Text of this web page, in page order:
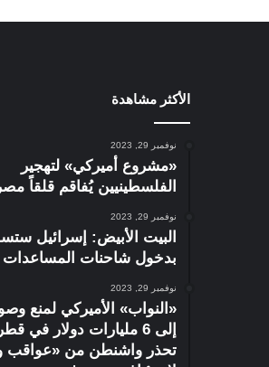
الأكثر مشاهدة
نوفمبر 29, 2023
«مشروع أميركي» لتهجير
الفلسطينيين يُفاقم قلقاً
نوفمبر 29, 2023
البيت الأبيض: إسرائيل
بدخول شاحنات المساعدات
نوفمبر 29, 2023
«النواب» الأميركي لمنع
إلى 6 مليارات دولار في
تحذر واشنطن من «عواقب